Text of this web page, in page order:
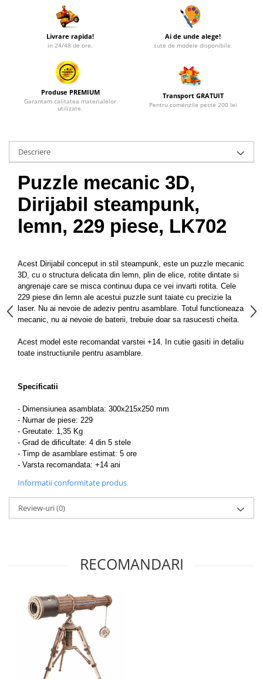
Livrare rapida!
in 24/48 de ore.
Ai de unde alege!
sute de modele disponibile.
Produse PREMIUM
Garantam calitatea materialelor
utilizate.
Transport GRATUIT
Pentru comenzile peste 200 lei
Descriere
Puzzle mecanic 3D,
Dirijabil steampunk,
lemn, 229 piese, LK702
Acest Dirijabil conceput in stil steampunk, este un puzzle mecanic
3D, cu o structura delicata din lemn, plin de elice, rotite dintate si
angrenaje care se misca continuu dupa ce vei invarti rotita. Cele
229 piese din lemn ale acestui puzzle sunt taiate cu precizie la
laser. Nu ai nevoie de adeziv pentru asamblare. Totul functioneaza
mecanic, nu ai nevoie de baterii, trebuie doar sa rasucesti cheita.
Acest model este recomandat varstei +14. In cutie gasiti in detaliu
toate instructiunile pentru asamblare.
Specificatii
- Dimensiunea asamblata: 300x215x250 mm
- Numar de piese: 229
- Greutate: 1,35 Kg
- Grad de dificultate: 4 din 5 stele
- Timp de asamblare estimat: 5 ore
- Varsta recomandata: +14 ani
Informatii conformitate produs
Review-uri(0)
RECOMANDARI